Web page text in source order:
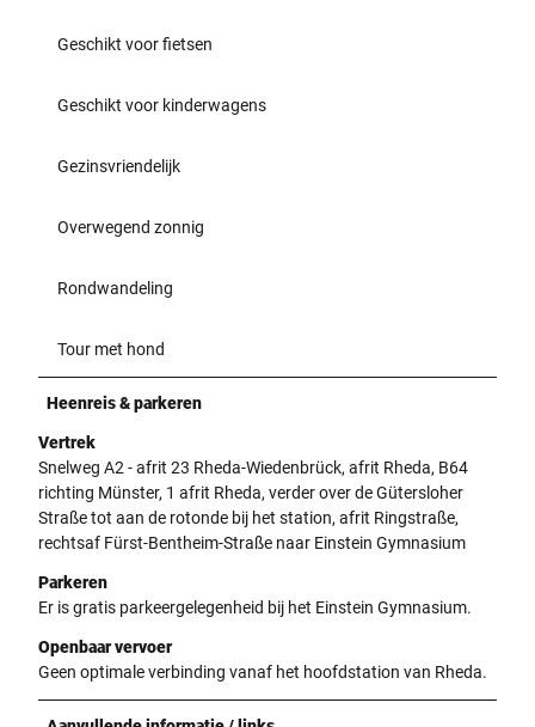
Geschikt voor fietsen
Geschikt voor kinderwagens
Gezinsvriendelijk
Overwegend zonnig
Rondwandeling
Tour met hond
Heenreis & parkeren
Vertrek
Snelweg A2 - afrit 23 Rheda-Wiedenbrück, afrit Rheda, B64
richting Münster, 1 afrit Rheda, verder over de Gütersloher
Straße tot aan de rotonde bij het station, afrit Ringstraße,
rechtsaf Fürst-Bentheim-Straße naar Einstein Gymnasium
Parkeren
Er is gratis parkeergelegenheid bij het Einstein Gymnasium.
Openbaar vervoer
Geen optimale verbinding vanaf het hoofdstation van Rheda.